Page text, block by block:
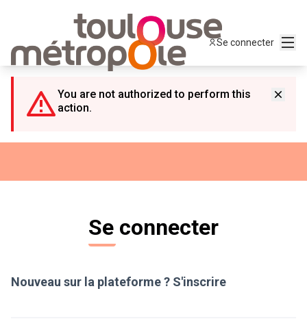
Se connecter
You are not authorized to perform this
action.
Se connecter
Nouveau sur la plateforme ? S'inscrire